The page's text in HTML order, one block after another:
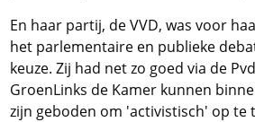
En haar partij, de VVD, was voor
het parlementaire en publieke
keuze. Zij had net zo goed via de
GroenLinks de Kamer kunnen
zijn geboden om 'activistisch' op te